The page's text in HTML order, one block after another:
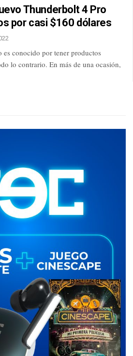
Thunderbolt 4 Pro
por casi $160 dólares
conocido por tener productos
lo contrario. En más de una ocasión,